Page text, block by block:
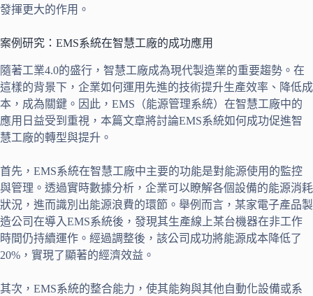
發揮更大的作用。
案例研究：EMS系統在智慧工廠的成功應用
隨著工業4.0的盛行，智慧工廠成為現代製造業的重要趨勢。在
這樣的背景下，企業如何運用先進的技術提升生產效率、降低成
本，成為關鍵。因此，EMS（能源管理系統）在智慧工廠中的
應用日益受到重視，本篇文章將討論EMS系統如何成功促進智
慧工廠的轉型與提升。
首先，EMS系統在智慧工廠中主要的功能是對能源使用的監控
與管理。透過實時數據分析，企業可以瞭解各個設備的能源消耗
狀況，進而識別出能源浪費的環節。舉例而言，某家電子產品製
造公司在導入EMS系統後，發現其生產線上某台機器在非工作
時間仍持續運作。經過調整後，該公司成功將能源成本降低了
20%，實現了顯著的經濟效益。
其次，EMS系統的整合能力，使其能夠與其他自動化設備或系